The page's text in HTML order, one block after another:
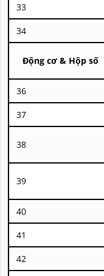
33
34
Động cơ & Hộp số
36
37
38
39
40
41
42